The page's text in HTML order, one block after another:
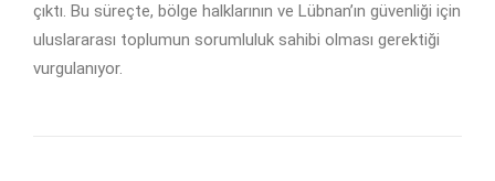
çıktı. Bu süreçte, bölge halklarının ve Lübnan’ın güvenliği için
uluslararası toplumun sorumluluk sahibi olması gerektiği
vurgulanıyor.